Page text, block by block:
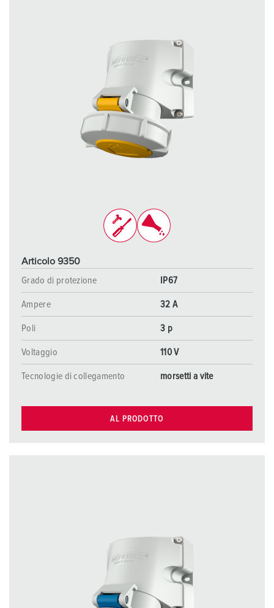
Articolo 9350
Grado di protezione
IP67
Ampere 32 A
Poli 3 p
Voltaggio 110 V
Tecnologie di collegamento morsetti a vite
AL PRODOTTO